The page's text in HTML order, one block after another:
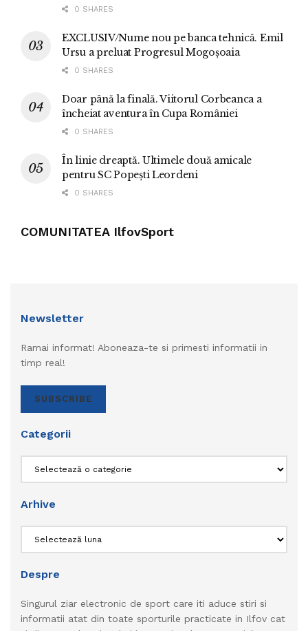
0 SHARES
EXCLUSIV/Nume nou pe banca tehnică. Emil
Ursu a preluat Progresul Mogoșoaia
0 SHARES
Doar până la finală. Viitorul Corbeanca a
încheiat aventura în Cupa României
0 SHARES
În linie dreaptă. Ultimele două amicale
pentru SC Popești Leordeni
0 SHARES
COMUNITATEA IlfovSport
Newsletter
Ramai informat! Aboneaza-te si primesti informatii in
timp real!
SUBSCRIBE
Categorii
Arhive
Despre
Singurul ziar electronic de sport care iti aduce stiri si
informatii atat din toate sporturile practicate in Ilfov cat